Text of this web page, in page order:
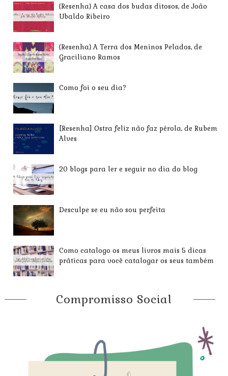
{Resenha} A casa dos budas ditosos, de João
Ubaldo Ribeiro
{Resenha} A Terra dos Meninos Pelados, de
Graciliano Ramos
Como foi o seu dia?
[Resenha] Ostra feliz não faz pérola, de Rubem
Alves
20 blogs para ler e seguir no dia do blog
Desculpe se eu não sou perfeita
Como catalogo os meus livros mais 5 dicas
práticas para você catalogar os seus também
Compromisso Social